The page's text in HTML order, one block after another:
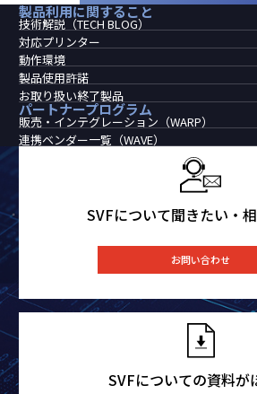
製品利用に関すること
技術解説（TECH BLOG）
対応プリンター
動作環境
製品使用許諾
お取り扱い終了製品
パートナープログラム
販売・インテグレーション（WARP）
連携ベンダー一覧（WAVE）
SVFについて聞きたい・
お問い合わせ
SVFについての資料が